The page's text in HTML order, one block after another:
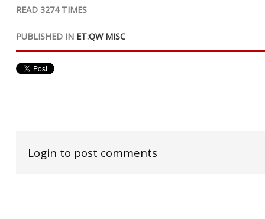
READ 3274TIMES
PUBLISHED IN ET:QW MISC
Login to post comments